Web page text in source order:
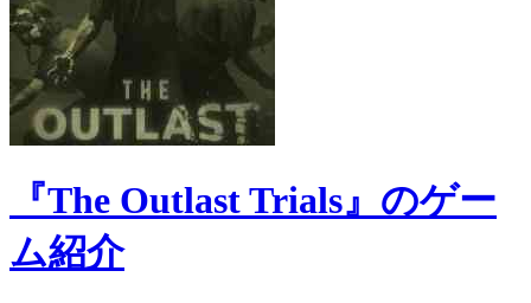
『The Outlast Trials』のゲー
ム紹介